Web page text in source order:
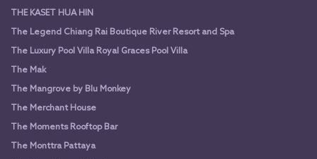
THE KASET HUA HIN
The Legend Chiang Rai Boutique River Resort and Spa
The Luxury Pool Villa Royal Graces Pool Villa
The Mak
The Mangrove by Blu Monkey
The Merchant House
The Moments Rooftop Bar
The Monttra Pattaya